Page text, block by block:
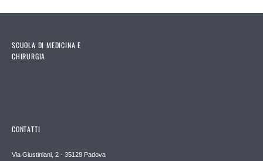
SCUOLA DI MEDICINA E
CHIRURGIA
CONTATTI
Via Giustiniani, 2 - 35128 Padova